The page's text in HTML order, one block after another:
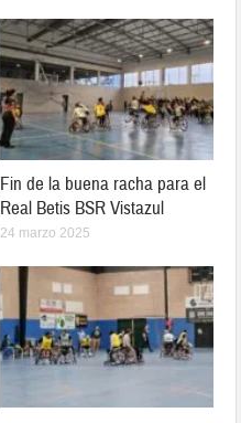
Fin de la buena racha para el
Real Betis BSR Vistazul
24 marzo 2025